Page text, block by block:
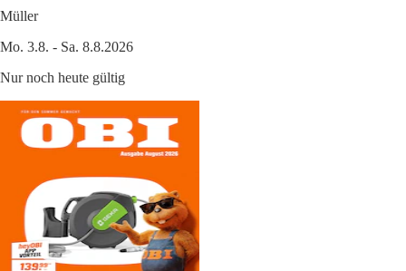
Müller
Mo. 3.8. - Sa. 8.8.2026
Nur noch heute gültig